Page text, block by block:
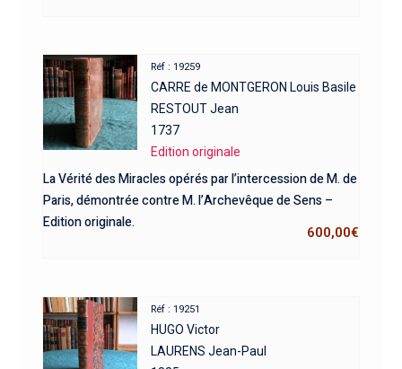
Réf : 19259
CARRE de MONTGERON Louis Basile
RESTOUT Jean
1737
Edition originale
La Vérité des Miracles opérés par l’intercession de M. de
Paris, démontrée contre M. l’Archevêque de Sens –
Edition originale.
600,00€
Réf : 19251
HUGO Victor
LAURENS Jean-Paul